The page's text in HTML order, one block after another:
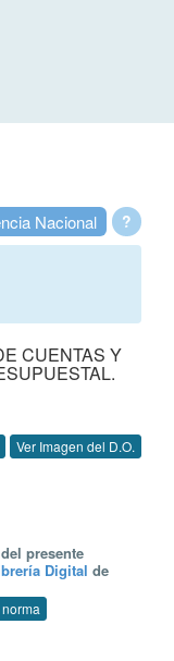
?
Nacional
CUENTAS Y
Ver Imagen del D.O.
presente
Digital de